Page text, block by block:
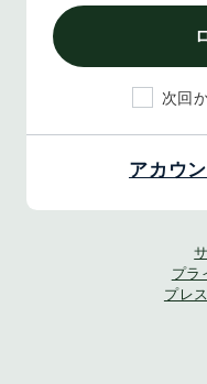
次回
アカウ
プラ
プレ